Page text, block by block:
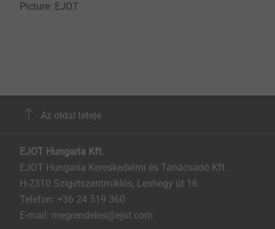
​​​​​​​Picture: EJOT
Az oldal teteje
EJOT Hungaria Kft.
EJOT Hungaria Kereskedelmi és Tanácsadó Kft.
H-2310 Szigetszentmiklós, Leshegy út 16.
Telefon: +36 24 519 360
E-mail: megrendeles@ejot.com